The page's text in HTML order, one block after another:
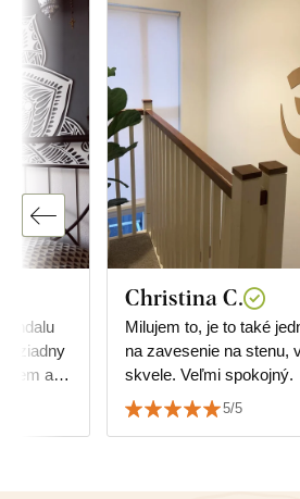
ziadny
a
Christina C.
Milujem to, je to také
na zavesenie na stenu,
skvele. Veľmi spokojný.
5/5